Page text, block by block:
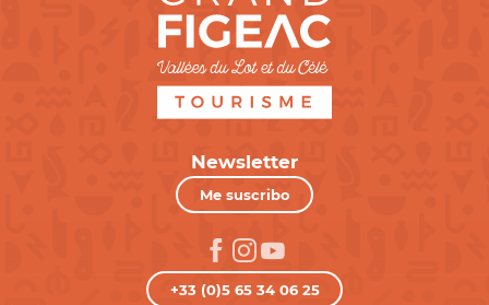
Newsletter
Me suscribo
+33 (0)5 65 34 06 25